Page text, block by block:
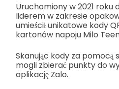
Uruchomiony w 2021 roku
liderem w zakresie
umieścił unikatowe kody
kartonów napoju Milo
Skanując kody za
mogli zbierać punkty do
aplikację Zalo.